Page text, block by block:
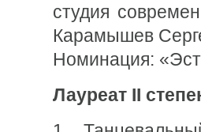
студия
Карамышев
Номинация:
Лауреат II